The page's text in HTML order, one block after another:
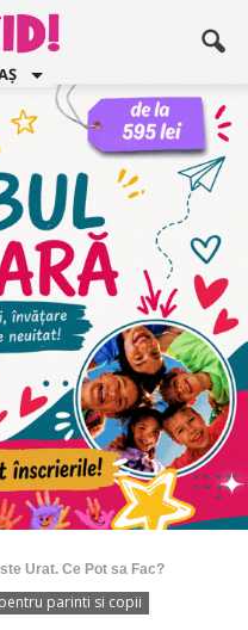
Urat. Ce Pot sa Fac?
parinti si copii